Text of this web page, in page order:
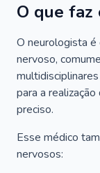
O que faz
O neurologista
nervoso,
para a
preciso.
Esse médico
nervosos: